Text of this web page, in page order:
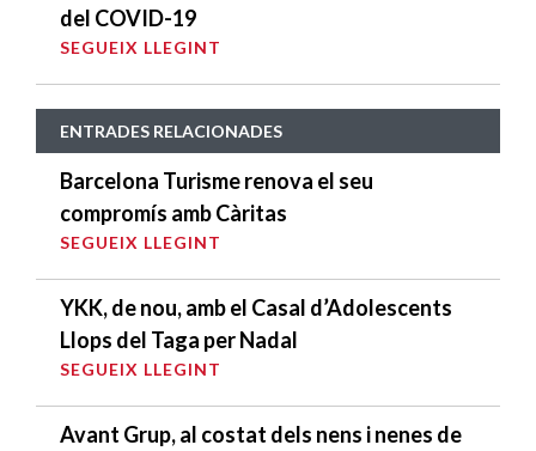
del COVID-19
SEGUEIX LLEGINT
ENTRADES RELACIONADES
Barcelona Turisme renova el seu
compromís amb Càritas
SEGUEIX LLEGINT
YKK, de nou, amb el Casal d’Adolescents
Llops del Taga per Nadal
SEGUEIX LLEGINT
Avant Grup, al costat dels nens i nenes de